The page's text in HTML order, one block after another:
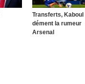
Transferts, Kaboul
dément la rumeur
Arsenal